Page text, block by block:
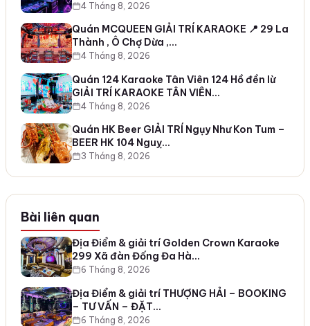
4 Tháng 8, 2026
Quán MCQUEEN GIẢI TRÍ KARAOKE 📍 29 La
Thành , Ô Chợ Dừa ,…
4 Tháng 8, 2026
Quán 124 Karaoke Tân Viên 124 Hồ đền lừ
GIẢI TRÍ KARAOKE TÂN VIÊN…
4 Tháng 8, 2026
Quán HK Beer GIẢI TRÍ Ngụy Như Kon Tum –
BEER HK 104 Nguỵ…
3 Tháng 8, 2026
Bài liên quan
Địa Điểm & giải trí Golden Crown Karaoke
299 Xã đàn Đống Đa Hà…
6 Tháng 8, 2026
Địa Điểm & giải trí THƯỢNG HẢI – BOOKING
– TƯ VẤN – ĐẶT…
6 Tháng 8, 2026